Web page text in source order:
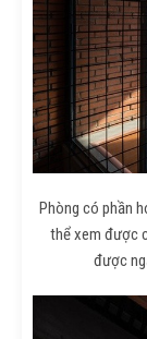
Phòng có phần
thể xem được
được